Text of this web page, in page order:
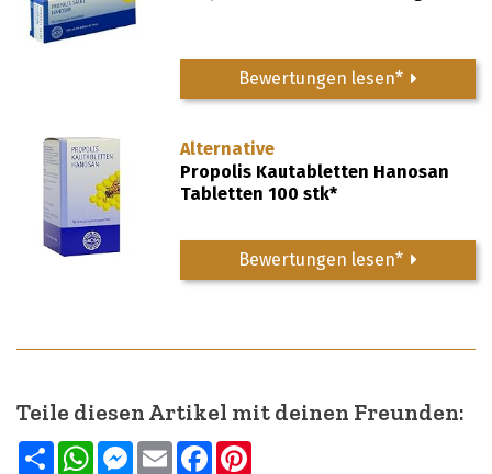
Bewertungen lesen*
Alternative
Propolis Kautabletten Hanosan
Tabletten 100 stk*
Bewertungen lesen*
Teile diesen Artikel mit deinen Freunden:
TeilenWhatsAppMessenger
Email Facebook